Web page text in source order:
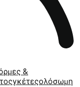
&
γκέτεςολόσωμη